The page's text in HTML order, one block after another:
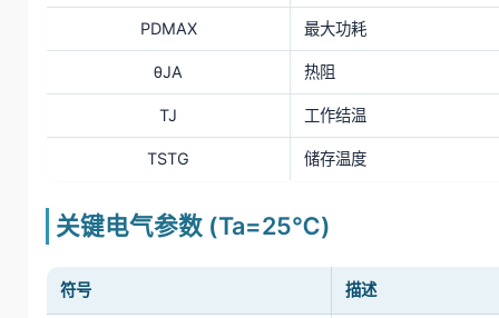
PDMAX 最大功耗
θJA 热阻
TJ 工作结温
TSTG 储存温度
关键电气参数 (Ta=25℃)
符号 描述